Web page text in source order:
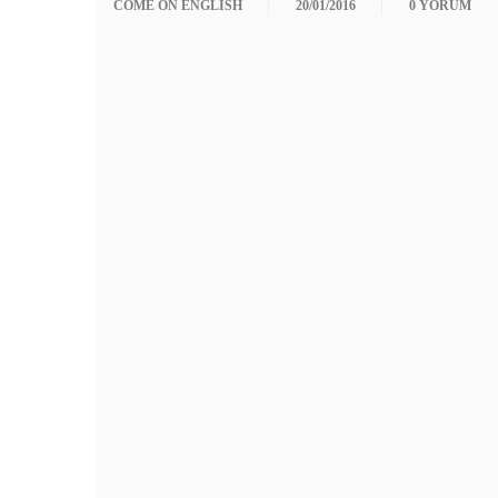
COME ON ENGLISH
20/01/2016
0 YORUM